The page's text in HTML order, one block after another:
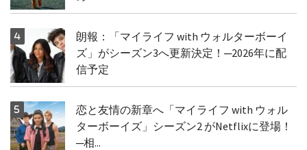
朗報：「マイライフ with ウォルターボーイ
ズ」がシーズン3へ更新決定！─2026年に配
信予定
恋と友情の新章へ「マイライフ with ウォル
ターボーイズ」シーズン2 がNetflixに登場！
─相...